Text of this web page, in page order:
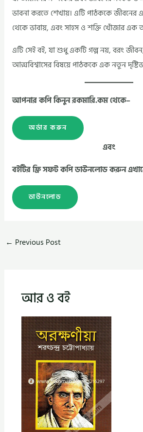
ভাবনা করতে শেখায়। এটি পাঠককে
থেকে ভাবায়, এবং সাহস ও শক্তি খোঁজার এক
এটি সেই বই, যা শুধু একটি গল্প নয়, বরং
আত্মবিশ্বাসের বিষয়ে পাঠককে এক নতুন
আপনার কপি কিনুন রকমারি.কম থেকে–
অর্ডার করুন
এবং
বইটির ফ্রি সফট কপি ডাউনলোড করুন
ডাউনলোড
← Previous Post
আর ও বই